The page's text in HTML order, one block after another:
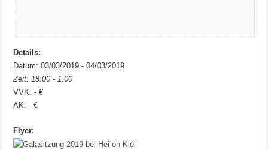
Details:
Datum: 03/03/2019 - 04/03/2019
Zeit: 18:00 - 1:00
VVK: - €
AK: - €
Flyer: